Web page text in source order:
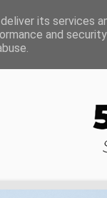
NAUKA
its services
and